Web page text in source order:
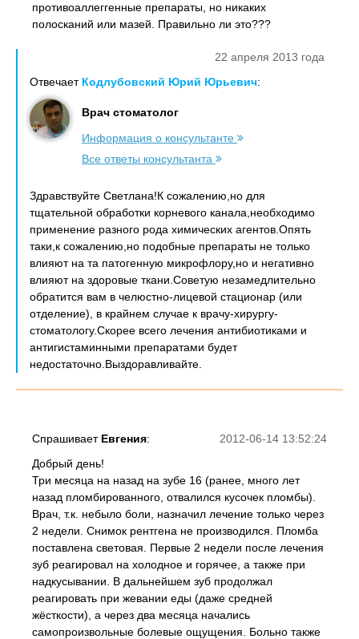
противоаллеггенные препараты, но никаких
полосканий или мазей. Правильно ли это???
22 апреля 2013 года
Отвечает Кодлубовский Юрий Юрьевич:
Врач стоматолог
Информация о консультанте
Все ответы консультанта
Здравствуйте Светлана!К сожалению,но для
тщательной обработки корневого канала,необходимо
применение разного рода химических агентов.Опять
таки,к сожалению,но подобные препараты не только
влияют на та патогенную микрофлору,но и негативно
влияют на здоровые ткани.Советую незамедлительно
обратится вам в челюстно-лицевой стационар (или
отделение), в крайнем случае к врачу-хирургу-
стоматологу.Скорее всего лечения антибиотиками и
антигистаминными препаратами будет
недостаточно.Выздоравливайте.
2012-06-14 13:52:24
Спрашивает Евгения:
Добрый день!
Три месяца на назад на зубе 16 (ранее, много лет
назад пломбированного, отвалился кусочек пломбы).
Врач, т.к. небыло боли, назначил лечение только через
2 недели. Снимок рентгена не производился. Пломба
поставлена световая. Первые 2 недели после лечения
зуб реагировал на холодное и горячее, а также при
надкусывании. В дальнейшем зуб продолжал
реагировать при жевании еды (даже средней
жёсткости), а через два месяца начались
самопроизвольные болевые ощущения. Больно также